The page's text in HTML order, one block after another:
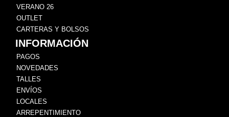
VERANO 26
OUTLET
CARTERAS Y BOLSOS
INFORMACIÓN
PAGOS
NOVEDADES
TALLES
ENVÍOS
LOCALES
ARREPENTIMIENTO